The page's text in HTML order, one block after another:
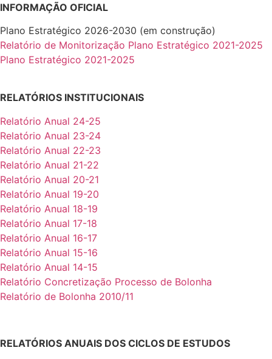
INFORMAÇÃO OFICIAL
Plano Estratégico 2026-2030 (em construção)
Relatório de Monitorização Plano Estratégico 2021-2025
Plano Estratégico 2021-2025
RELATÓRIOS INSTITUCIONAIS
Relatório Anual 24-25
Relatório Anual 23-24
Relatório Anual 22-23
Relatório Anual 21-22
Relatório Anual 20-21
Relatório Anual 19-20
Relatório Anual 18-19
Relatório Anual 17-18
Relatório Anual 16-17
Relatório Anual 15-16
Relatório Anual 14-15
Relatório Concretização Processo de Bolonha
Relatório de Bolonha 2010/11
RELATÓRIOS ANUAIS DOS CICLOS DE ESTUDOS